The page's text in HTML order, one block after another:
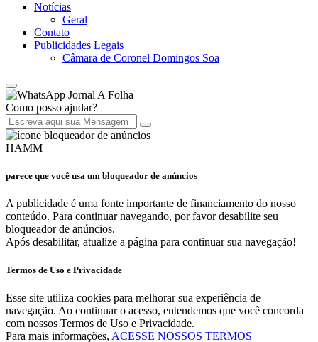
Notícias
Geral
Contato
Publicidades Legais
Câmara de Coronel Domingos Soa
Jornal A Folha
Como posso ajudar?
HAMM
parece que você usa um bloqueador de anúncios
A publicidade é uma fonte importante de financiamento do nosso
conteúdo. Para continuar navegando, por favor desabilite seu
bloqueador de anúncios.
Após desabilitar, atualize a página para continuar sua navegação!
Termos de Uso e Privacidade
Esse site utiliza cookies para melhorar sua experiência de
navegação. Ao continuar o acesso, entendemos que você concorda
com nossos Termos de Uso e Privacidade.
Para mais informações, ACESSE NOSSOS TERMOS